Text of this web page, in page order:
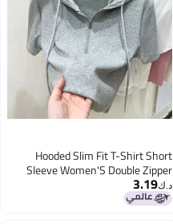
Hooded Slim Fit T-Shirt Short
Sleeve Women'S Double Zipper
Design Chic Summer Coat Short
Top Women'S
د.ك‏3.19